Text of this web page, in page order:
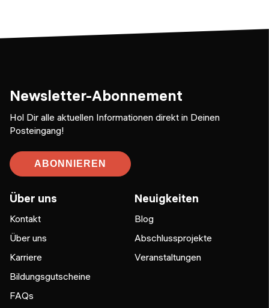
Newsletter-Abonnement
Hol Dir alle aktuellen Informationen direkt in Deinen
Posteingang!
ABONNIEREN
Über uns
Kontakt
Über uns
Karriere
Bildungsgutscheine
FAQs
Neuigkeiten
Blog
Abschlussprojekte
Veranstaltungen